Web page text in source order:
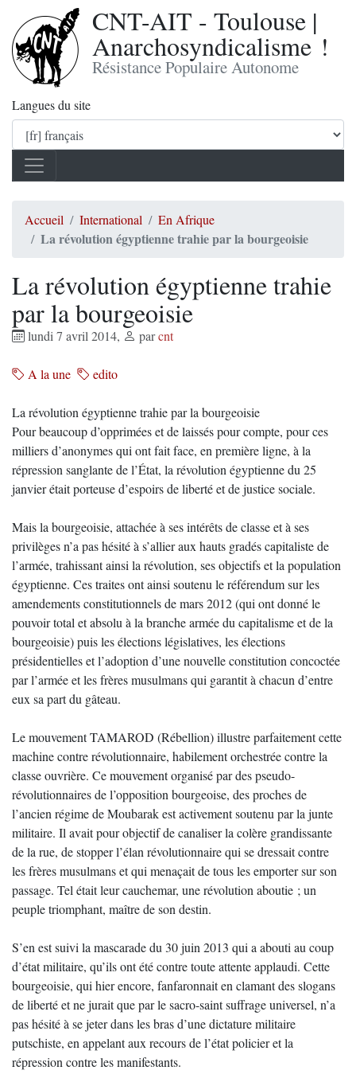
CNT-AIT - Toulouse |
Anarchosyndicalisme !
Résistance Populaire Autonome
Langues du site
Accueil International En Afrique
La révolution égyptienne trahie par la bourgeoisie
La révolution égyptienne trahie
par la bourgeoisie
lundi 7 avril 2014, parcnt
A la une edito
La révolution égyptienne trahie par la bourgeoisie
Pour beaucoup d’opprimées et de laissés pour compte, pour ces
milliers d’anonymes qui ont fait face, en première ligne, à la
répression sanglante de l’État, la révolution égyptienne du 25
janvier était porteuse d’espoirs de liberté et de justice sociale.
Mais la bourgeoisie, attachée à ses intérêts de classe et à ses
privilèges n’a pas hésité à s’allier aux hauts gradés capitaliste de
l’armée, trahissant ainsi la révolution, ses objectifs et la population
égyptienne. Ces traites ont ainsi soutenu le référendum sur les
amendements constitutionnels de mars 2012 (qui ont donné le
pouvoir total et absolu à la branche armée du capitalisme et de la
bourgeoisie) puis les élections législatives, les élections
présidentielles et l’adoption d’une nouvelle constitution concoctée
par l’armée et les frères musulmans qui garantit à chacun d’entre
eux sa part du gâteau.
Le mouvement TAMAROD (Rébellion) illustre parfaitement cette
machine contre révolutionnaire, habilement orchestrée contre la
classe ouvrière. Ce mouvement organisé par des pseudo-
révolutionnaires de l’opposition bourgeoise, des proches de
l’ancien régime de Moubarak est activement soutenu par la junte
militaire. Il avait pour objectif de canaliser la colère grandissante
de la rue, de stopper l’élan révolutionnaire qui se dressait contre
les frères musulmans et qui menaçait de tous les emporter sur son
passage. Tel était leur cauchemar, une révolution aboutie ; un
peuple triomphant, maître de son destin.
S’en est suivi la mascarade du 30 juin 2013 qui a abouti au coup
d’état militaire, qu’ils ont été contre toute attente applaudi. Cette
bourgeoisie, qui hier encore, fanfaronnait en clamant des slogans
de liberté et ne jurait que par le sacro-saint suffrage universel, n’a
pas hésité à se jeter dans les bras d’une dictature militaire
putschiste, en appelant aux recours de l’état policier et la
répression contre les manifestants.